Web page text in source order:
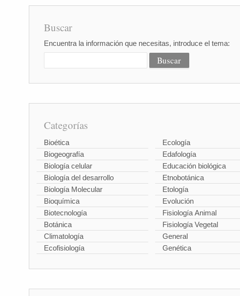
Buscar
Encuentra la información que necesitas, introduce el tema:
Categorías
Bioética
Biogeografía
Biología celular
Biología del desarrollo
Biología Molecular
Bioquímica
Biotecnología
Botánica
Climatología
Ecofisiología
Ecología
Edafología
Educación biológica
Etnobotánica
Etología
Evolución
Fisiología Animal
Fisiología Vegetal
General
Genética